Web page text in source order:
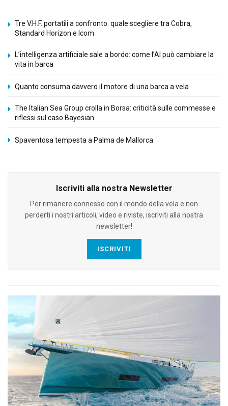
Tre V.H.F. portatili a confronto: quale scegliere tra Cobra,
Standard Horizon e Icom
L’intelligenza artificiale sale a bordo: come l’AI può cambiare la
vita in barca
Quanto consuma davvero il motore di una barca a vela
The Italian Sea Group crolla in Borsa: criticità sulle commesse e
riflessi sul caso Bayesian
Spaventosa tempesta a Palma de Mallorca
Iscriviti alla nostra Newsletter
Per rimanere connesso con il mondo della vela e non
perderti i nostri articoli, video e riviste, iscriviti alla nostra
newsletter!
ISCRIVITI